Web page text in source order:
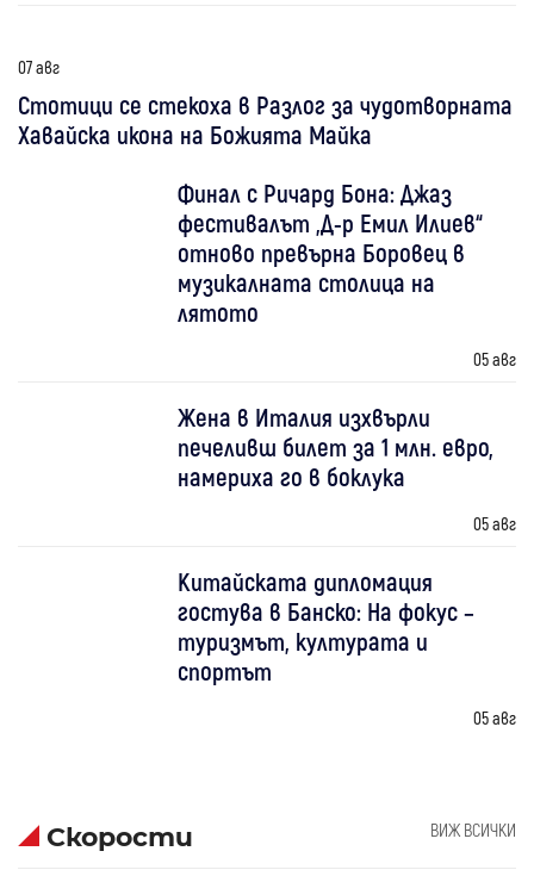
07 авг
Стотици се стекоха в Разлог за чудотворната
Хавайска икона на Божията Майка
Финал с Ричард Бона: Джаз
фестивалът „Д-р Емил Илиев“
отново превърна Боровец в
музикалната столица на
лятото
05 авг
Жена в Италия изхвърли
печеливш билет за 1 млн. евро,
намериха го в боклука
05 авг
Китайската дипломация
гостува в Банско: На фокус –
туризмът, културата и
спортът
05 авг
Скорости ВИЖ ВСИЧКИ